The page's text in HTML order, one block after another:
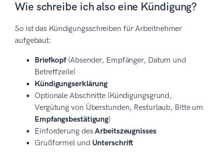
Wie schreibe ich also eine Kündigung?
So ist das Kündigungsschreiben für Arbeitnehmer
aufgebaut:
Briefkopf(Absender, Empfänger, Datum und
Betreffzeile)
Kündigungserklärung
Optionale Abschnitte (Kündigungsgrund,
Vergütung von Überstunden, Resturlaub, Bitte um
Empfangsbestätigung)
Einforderung desArbeitszeugnisses
Grußformel und Unterschrift